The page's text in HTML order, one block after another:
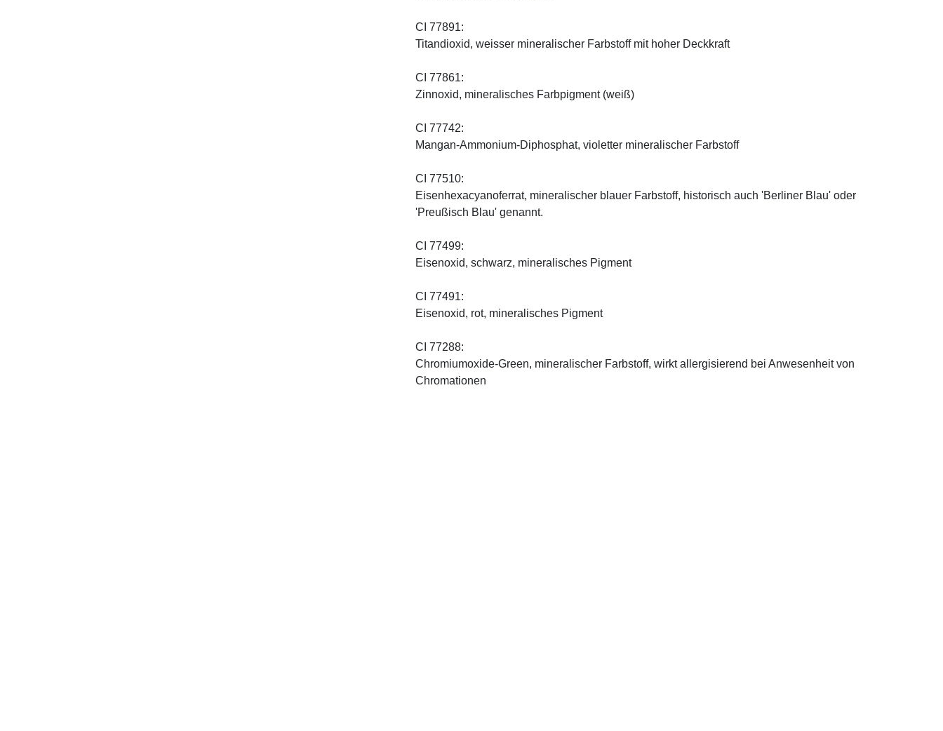
CI 77891:
Titandioxid, weisser mineralischer Farbstoff mit hoher Deckkraft
CI 77861:
Zinnoxid, mineralisches Farbpigment (weiß)
CI 77742:
Mangan-Ammonium-Diphosphat, violetter mineralischer Farbstoff
CI 77510:
Eisenhexacyanoferrat, mineralischer blauer Farbstoff, historisch auch 'Berliner Blau' oder
'Preußisch Blau' genannt.
CI 77499:
Eisenoxid, schwarz, mineralisches Pigment
CI 77491:
Eisenoxid, rot, mineralisches Pigment
CI 77288:
Chromiumoxide-Green, mineralischer ­Farbstoff, wirkt allergisierend bei Anwesenheit von
Chromationen